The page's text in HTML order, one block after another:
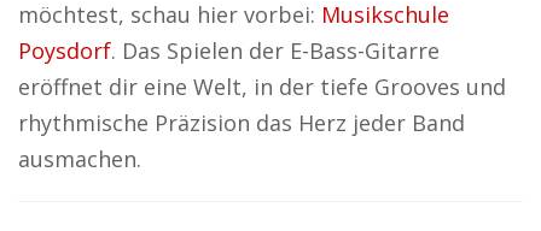
möchtest, schau hier vorbei: Musikschule
Poysdorf. Das Spielen der E-Bass-Gitarre
eröffnet dir eine Welt, in der tiefe Grooves und
rhythmische Präzision das Herz jeder Band
ausmachen.